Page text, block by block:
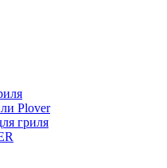
Plover
гриля